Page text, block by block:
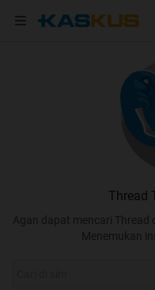
Thread
Agan dapat mencari Thread
Menemukan